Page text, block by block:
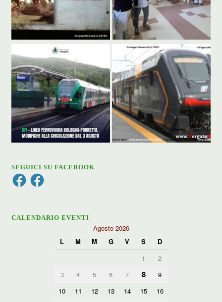
SEGUICI SU FACEBOOK
FacebookFacebook
CALENDARIO EVENTI
Agosto 2026
L
M M G V S
D
1
2
3
4 5 6 7 8
9
10
11 12 13 14 15
16